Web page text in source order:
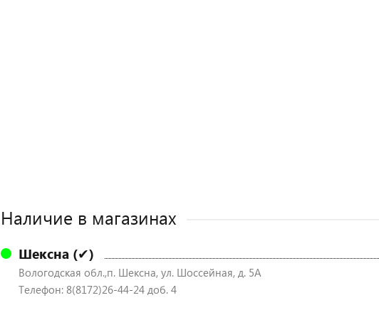
Наличие в магазинах
Шексна (✔)
Вологодская обл.,п. Шексна, ул. Шоссейная, д. 5А
Телефон: 8(8172)26-44-24 доб. 4